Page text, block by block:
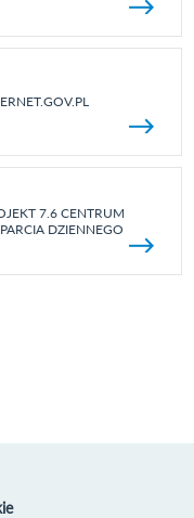
7.6 CENTRUM
DZIENNEGO